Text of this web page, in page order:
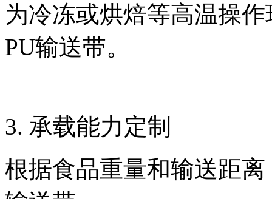
为冷冻或烘焙等高温操
PU输送带。
3. 承载能力定制
根据食品重量和输送距